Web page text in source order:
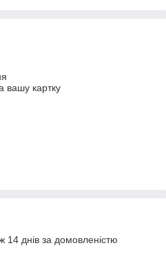
вашу картку
днів за домовленістю